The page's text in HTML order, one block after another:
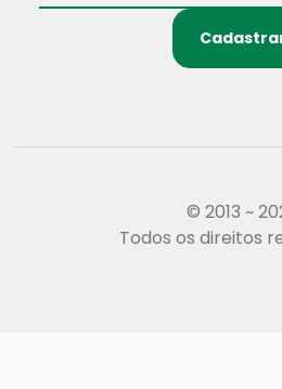
© 2013 ~
Todos os direitos